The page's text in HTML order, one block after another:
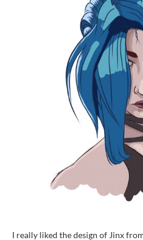
I really liked the design of Jinx